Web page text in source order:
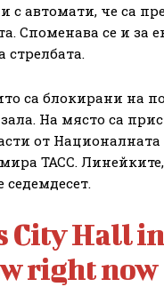
с автомати, че са
Споменава се и за
стрелбата.
са блокирани на
На място са
от Националната
ТАСС.
седемдесет.
City Hall in
right now